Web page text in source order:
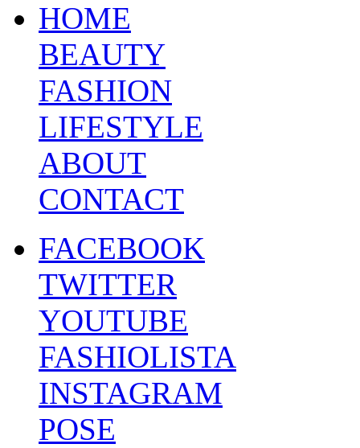
HOME
BEAUTY
FASHION
LIFESTYLE
ABOUT
CONTACT
FACEBOOK
TWITTER
YOUTUBE
FASHIOLISTA
INSTAGRAM
POSE